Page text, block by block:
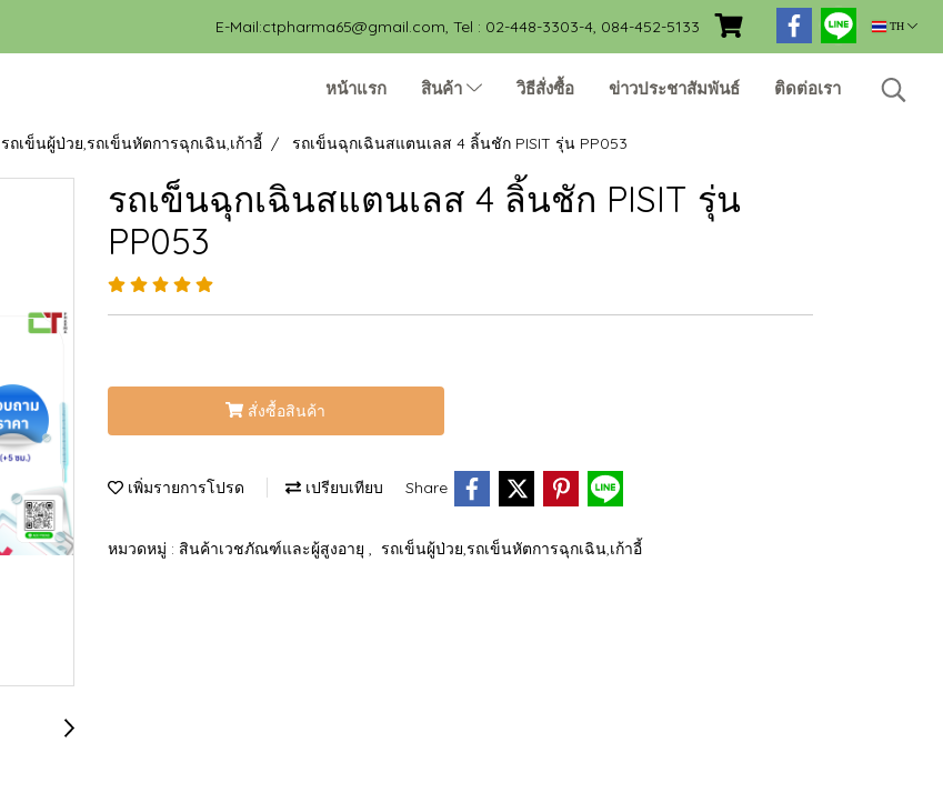
E-Mail:ctpharma65@gmail.com, Tel : 02-448-3303-4, 084-452-5133 TH
หน้าแรก สินค้า วิธีสั่งซื้อ ข่าวประชาสัมพันธ์ ติดต่อเรา
รถเข็นผู้ป่วย,รถเข็นหัตการฉุกเฉิน,เก้าอี้ รถเข็นฉุกเฉินสแตนเลส 4 ลิ้นชัก PISIT รุ่น PP053
รถเข็นฉุกเฉินสแตนเลส 4 ลิ้นชัก PISIT รุ่น
PP053
สั่งซื้อสินค้า
เพิ่มรายการโปรด เปรียบเทียบ Share
หมวดหมู่ : สินค้าเวชภัณฑ์และผู้สูงอายุ รถเข็นผู้ป่วย,รถเข็นหัตการฉุกเฉิน,เก้าอี้